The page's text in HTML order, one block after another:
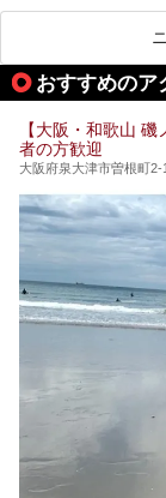
処
ペー
が
今回
泉・
おすすめのア
【大阪・和歌山
者の方歓迎
大阪府泉大津市曽根町2-